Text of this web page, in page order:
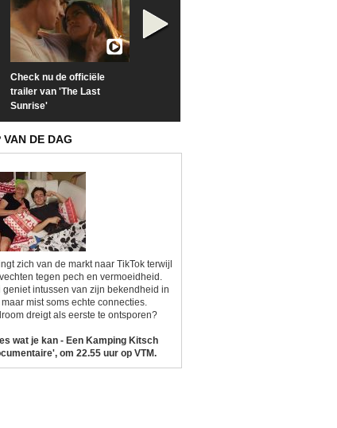
Check nu de officiële
trailer van 'The Last
Sunrise'
DE DAG
zich van de markt naar TikTok terwijl
tegen pech en vermoeidheid.
geniet intussen van zijn bekendheid in
maar mist soms echte connecties.
dreigt als eerste te ontsporen?
wat je kan - Een Kamping Kitsch
om 22.55 uur op VTM.